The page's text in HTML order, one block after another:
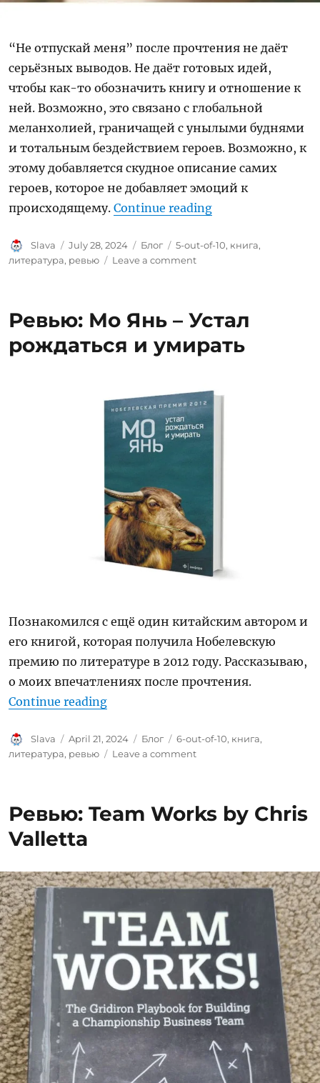
“Не отпускай меня” после прочтения не даёт
серьёзных выводов. Не даёт готовых идей,
чтобы как-то обозначить книгу и отношение к
ней. Возможно, это связано с глобальной
меланхолией, граничащей с унылыми буднями
и тотальным бездействием героев. Возможно, к
этому добавляется скудное описание самих
героев, которое не добавляет эмоций к
происходящему.Continue reading“Ревью: “Не
Author
Slava
Posted
on
July 28, 2024 Categories
Блог Tags
5-out-of-10, книга,
литература, ревью Leave a commenton
меня”
Кадзуо
Ревью: Мо Янь – Устал
рождаться и умирать
Познакомился с ещё один китайским автором и
его книгой, которая получила Нобелевскую
премию по литературе в 2012 году. Рассказываю,
о моих впечатлениях после прочтения.
Continue reading“Ревью: Мо Янь – Устал
Author
Slava
Posted
on
April 21, 2024 Categories
Блог Tags
6-out-of-10, книга,
литература, ревью Leave a commenton
–
умирать
Ревью: Team Works by Chris
Valletta